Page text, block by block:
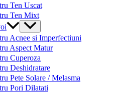
Ten Uscat
Ten Mixt
Menu
Toggle
Acnee si Imperfectiuni
Aspect Matur
Cuperoza
Deshidratare
Pete Solare / Melasma
Pori Dilatati